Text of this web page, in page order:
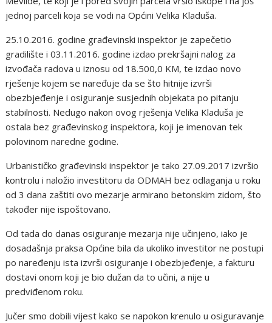
jednoj parceli koja se vodi na Općini Velika Kladuša.
25.10.2016. godine građevinski inspektor je zapečetio
gradilište i 03.11.2016. godine izdao prekršajni nalog za
izvođača radova u iznosu od 18.500,0 KM, te izdao novo
rješenje kojem se naređuje da se što hitnije izvrši
obezbjeđenje i osiguranje susjednih objekata po pitanju
stabilnosti. Nedugo nakon ovog rješenja Velika Kladuša je
ostala bez građevinskog inspektora, koji je imenovan tek
polovinom naredne godine.
Urbanističko građevinski inspektor je tako 27.09.2017 izvršio
kontrolu i naložio investitoru da ODMAH bez odlaganja u roku
od 3 dana zaštiti ovo mezarje armirano betonskim zidom, što
također nije ispoštovano.
Od tada do danas osiguranje mezarja nije učinjeno, iako je
dosadašnja praksa Općine bila da ukoliko investitor ne postupi
po naređenju ista izvrši osiguranje i obezbjeđenje, a fakturu
dostavi onom koji je bio dužan da to učini, a nije u
predviđenom roku.
Jučer smo dobili vijest kako se napokon krenulo u osiguravanje